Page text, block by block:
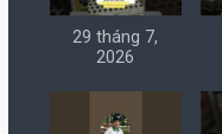
29 tháng 7,
2026